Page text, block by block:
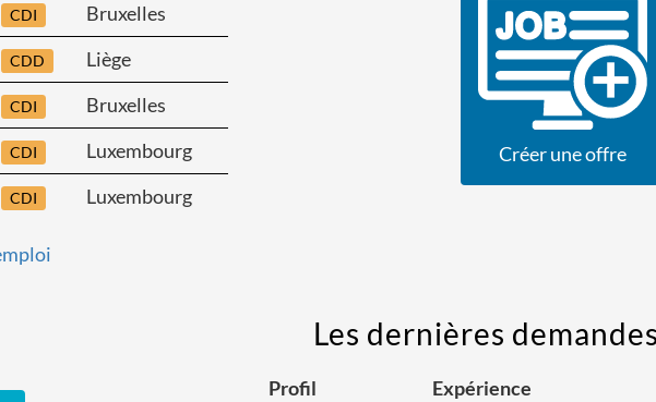
CDI Bruxelles
CDD Liège
CDI Bruxelles
CDI Luxembourg
CDI Luxembourg
Créer une offre
Les dernières
Profil Expérience